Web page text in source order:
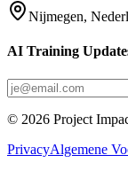
Nijmegen,
AI Training
© 2026 Project
PrivacyAlgemene